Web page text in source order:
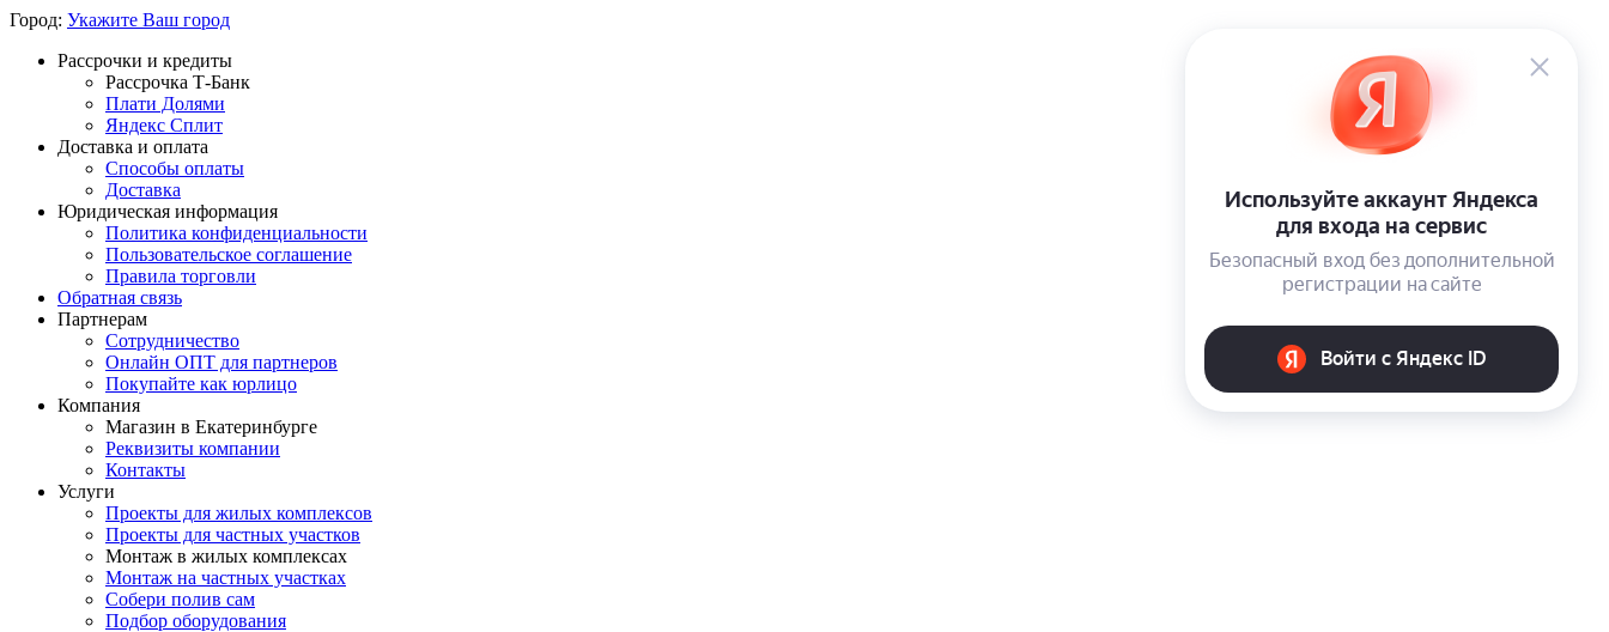
Город: Укажите Ваш город
Рассрочки и кредиты
Рассрочка Т-Банк
Плати Долями
Яндекс Сплит
Доставка и оплата
Способы оплаты
Доставка
Юридическая информация
Политика конфиденциальности
Пользовательское соглашение
Правила торговли
Обратная связь
Партнерам
Сотрудничество
Онлайн ОПТ для партнеров
Покупайте как юрлицо
Компания
Магазин в Екатеринбурге
Реквизиты компании
Контакты
Услуги
Проекты для жилых комплексов
Проекты для частных участков
Монтаж в жилых комплексах
Монтаж на частных участках
Собери полив сам
Подбор оборудования